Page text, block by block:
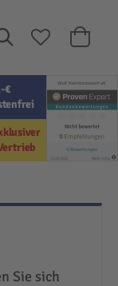
Suche
Mein
€
Sie sich